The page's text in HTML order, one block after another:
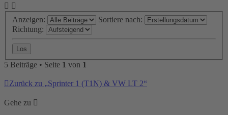
Anzeigen:
Sortiere nach:
Richtung:
5 Beiträge • Seite 1 von 1
Zurück zu „Sprinter 1 (T1N) & VW LT 2“
Gehe zu